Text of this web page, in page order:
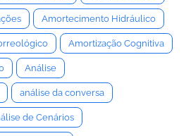
Amortecimento Hidráulico
Amortização Cognitiva
Análise
análise da conversa
de Cenários